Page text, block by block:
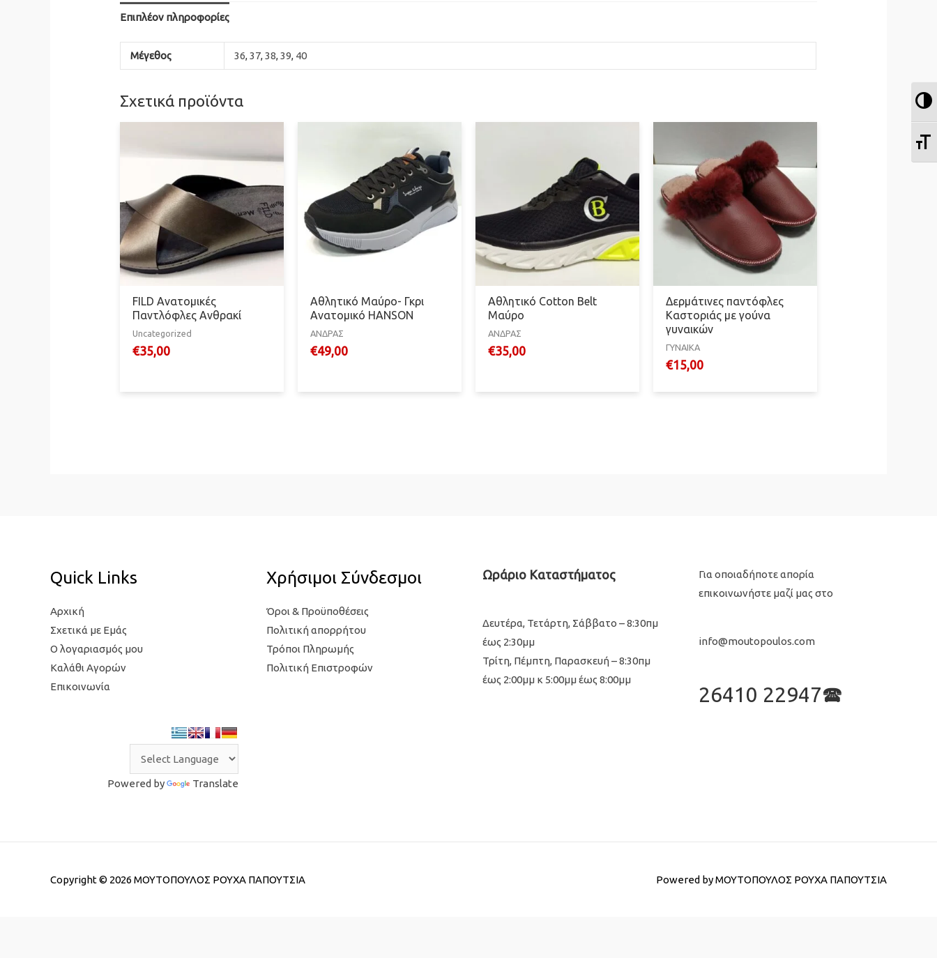
Επιπλέον πληροφορίες
Μέγεθος 36,37,38,39, 40
Σχετικά προϊόντα
FILD Ανατομικές
Παντλόφλες Ανθρακί
Uncategorized
€35,00
Αθλητικό Μαύρο- Γκρι
Ανατομικό HANSON
ΑΝΔΡΑΣ
€49,00
Αθλητικό Cotton Belt
Μαύρο
ΑΝΔΡΑΣ
€35,00
Δερμάτινες παντόφλες
Καστοριάς με γούνα
γυναικών
ΓΥΝΑΙΚΑ
€15,00
Quick Links
Αρχική
Σχετικά με Εμάς
Ο λογαριασμός μου
Καλάθι Αγορών
Επικοινωνία
Powered by Translate
Χρήσιμοι Σύνδεσμοι
Όροι & Προϋποθέσεις
Πολιτική απορρήτου
Τρόποι Πληρωμής
Πολιτική Επιστροφών
Ωράριο Καταστήματος
Δευτέρα, Τετάρτη, Σάββατο – 8:30πμ
έως 2:30μμ
Τρίτη, Πέμπτη, Παρασκευή – 8:30πμ
έως 2:00μμ κ 5:00μμ έως 8:00μμ
Για οποιαδήποτε απορία
επικοινωνήστε μαζί μας στο
info@moutopoulos.com
26410 22947🕿
Copyright © 2026 ΜΟΥΤΟΠΟΥΛΟΣ ΡΟΥΧΑ ΠΑΠΟΥΤΣΙΑ Powered byΜΟΥΤΟΠΟΥΛΟΣ ΡΟΥΧΑ ΠΑΠΟΥΤΣΙΑ